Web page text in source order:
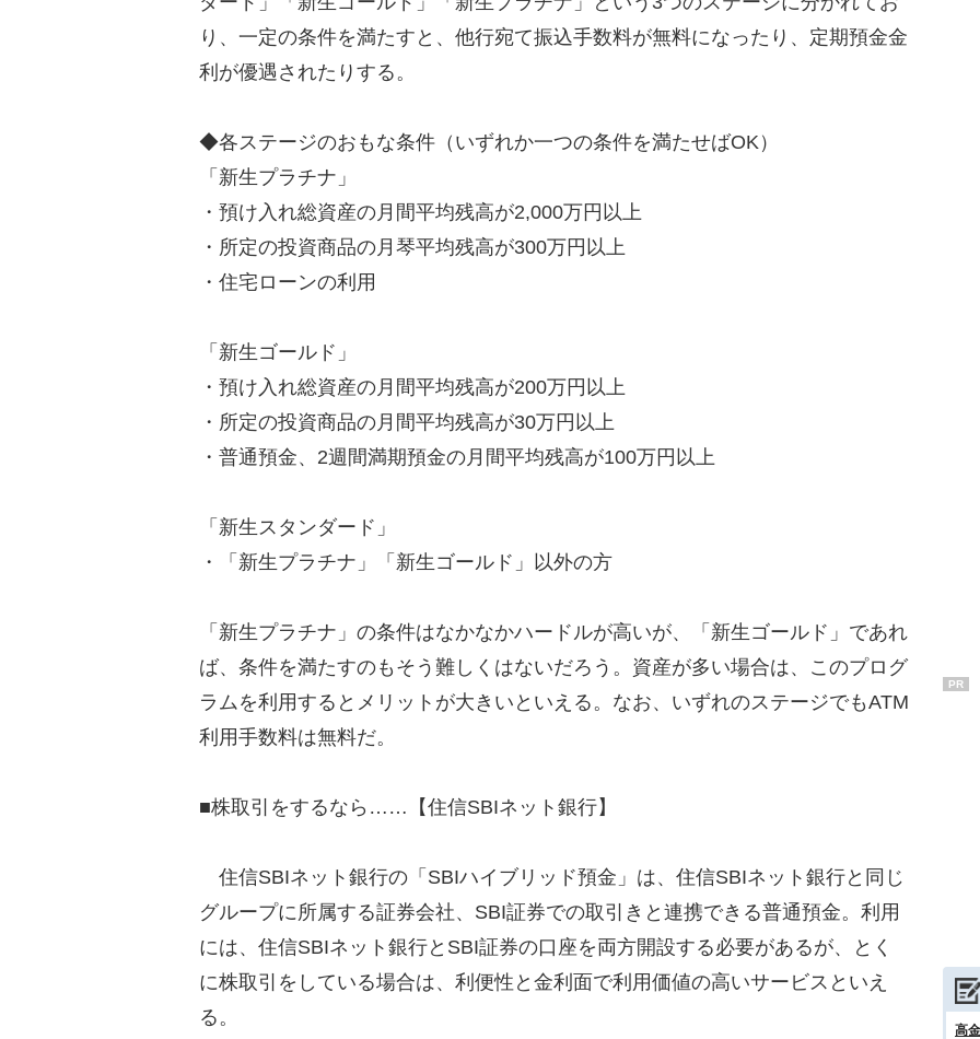
り、一定の条件を満たすと、他行宛て振込手数料が無料になったり、定期預金金
利が優遇されたりする。
◆各ステージのおもな条件（いずれか一つの条件を満たせばOK）
「新生プラチナ」
・預け入れ総資産の月間平均残高が2,000万円以上
・所定の投資商品の月琴平均残高が300万円以上
・住宅ローンの利用
「新生ゴールド」
・預け入れ総資産の月間平均残高が200万円以上
・所定の投資商品の月間平均残高が30万円以上
・普通預金、2週間満期預金の月間平均残高が100万円以上
「新生スタンダード」
・「新生プラチナ」「新生ゴールド」以外の方
「新生プラチナ」の条件はなかなかハードルが高いが、「新生ゴールド」であれ
ば、条件を満たすのもそう難しくはないだろう。資産が多い場合は、このプログ
ラムを利用するとメリットが大きいといえる。なお、いずれのステージでもATM
利用手数料は無料だ。
■株取引をするなら……【住信SBIネット銀行】
住信SBIネット銀行の「SBIハイブリッド預金」は、住信SBIネット銀行と同じ
グループに所属する証券会社、SBI証券での取引きと連携できる普通預金。利用
には、住信SBIネット銀行とSBI証券の口座を両方開設する必要があるが、とく
に株取引をしている場合は、利便性と金利面で利用価値の高いサービスといえ
る。
PR
高